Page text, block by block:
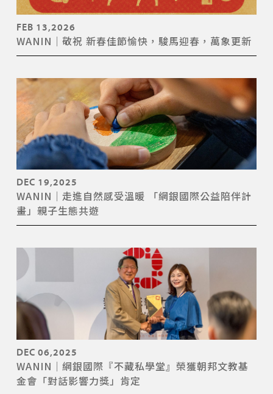
FEB 13,2026
WANIN｜敬祝 新春佳節愉快，駿馬迎春，萬象更新
DEC 19,2025
WANIN｜走進自然感受溫暖 「網銀國際公益陪伴計
畫」親子生態共遊
DEC 06,2025
WANIN｜網銀國際『不藏私學堂』榮獲朝邦文教基
金會「對話影響力獎」肯定